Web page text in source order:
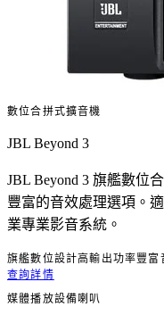
數位合拼式擴音機
JBL Beyond 3
JBL Beyond 3 旗艦數位
豐富的音效處理選項。
業專業影音系統。
旗艦數位設計高輸出功率豐富
查詢詳情
媒體播放設備喇叭